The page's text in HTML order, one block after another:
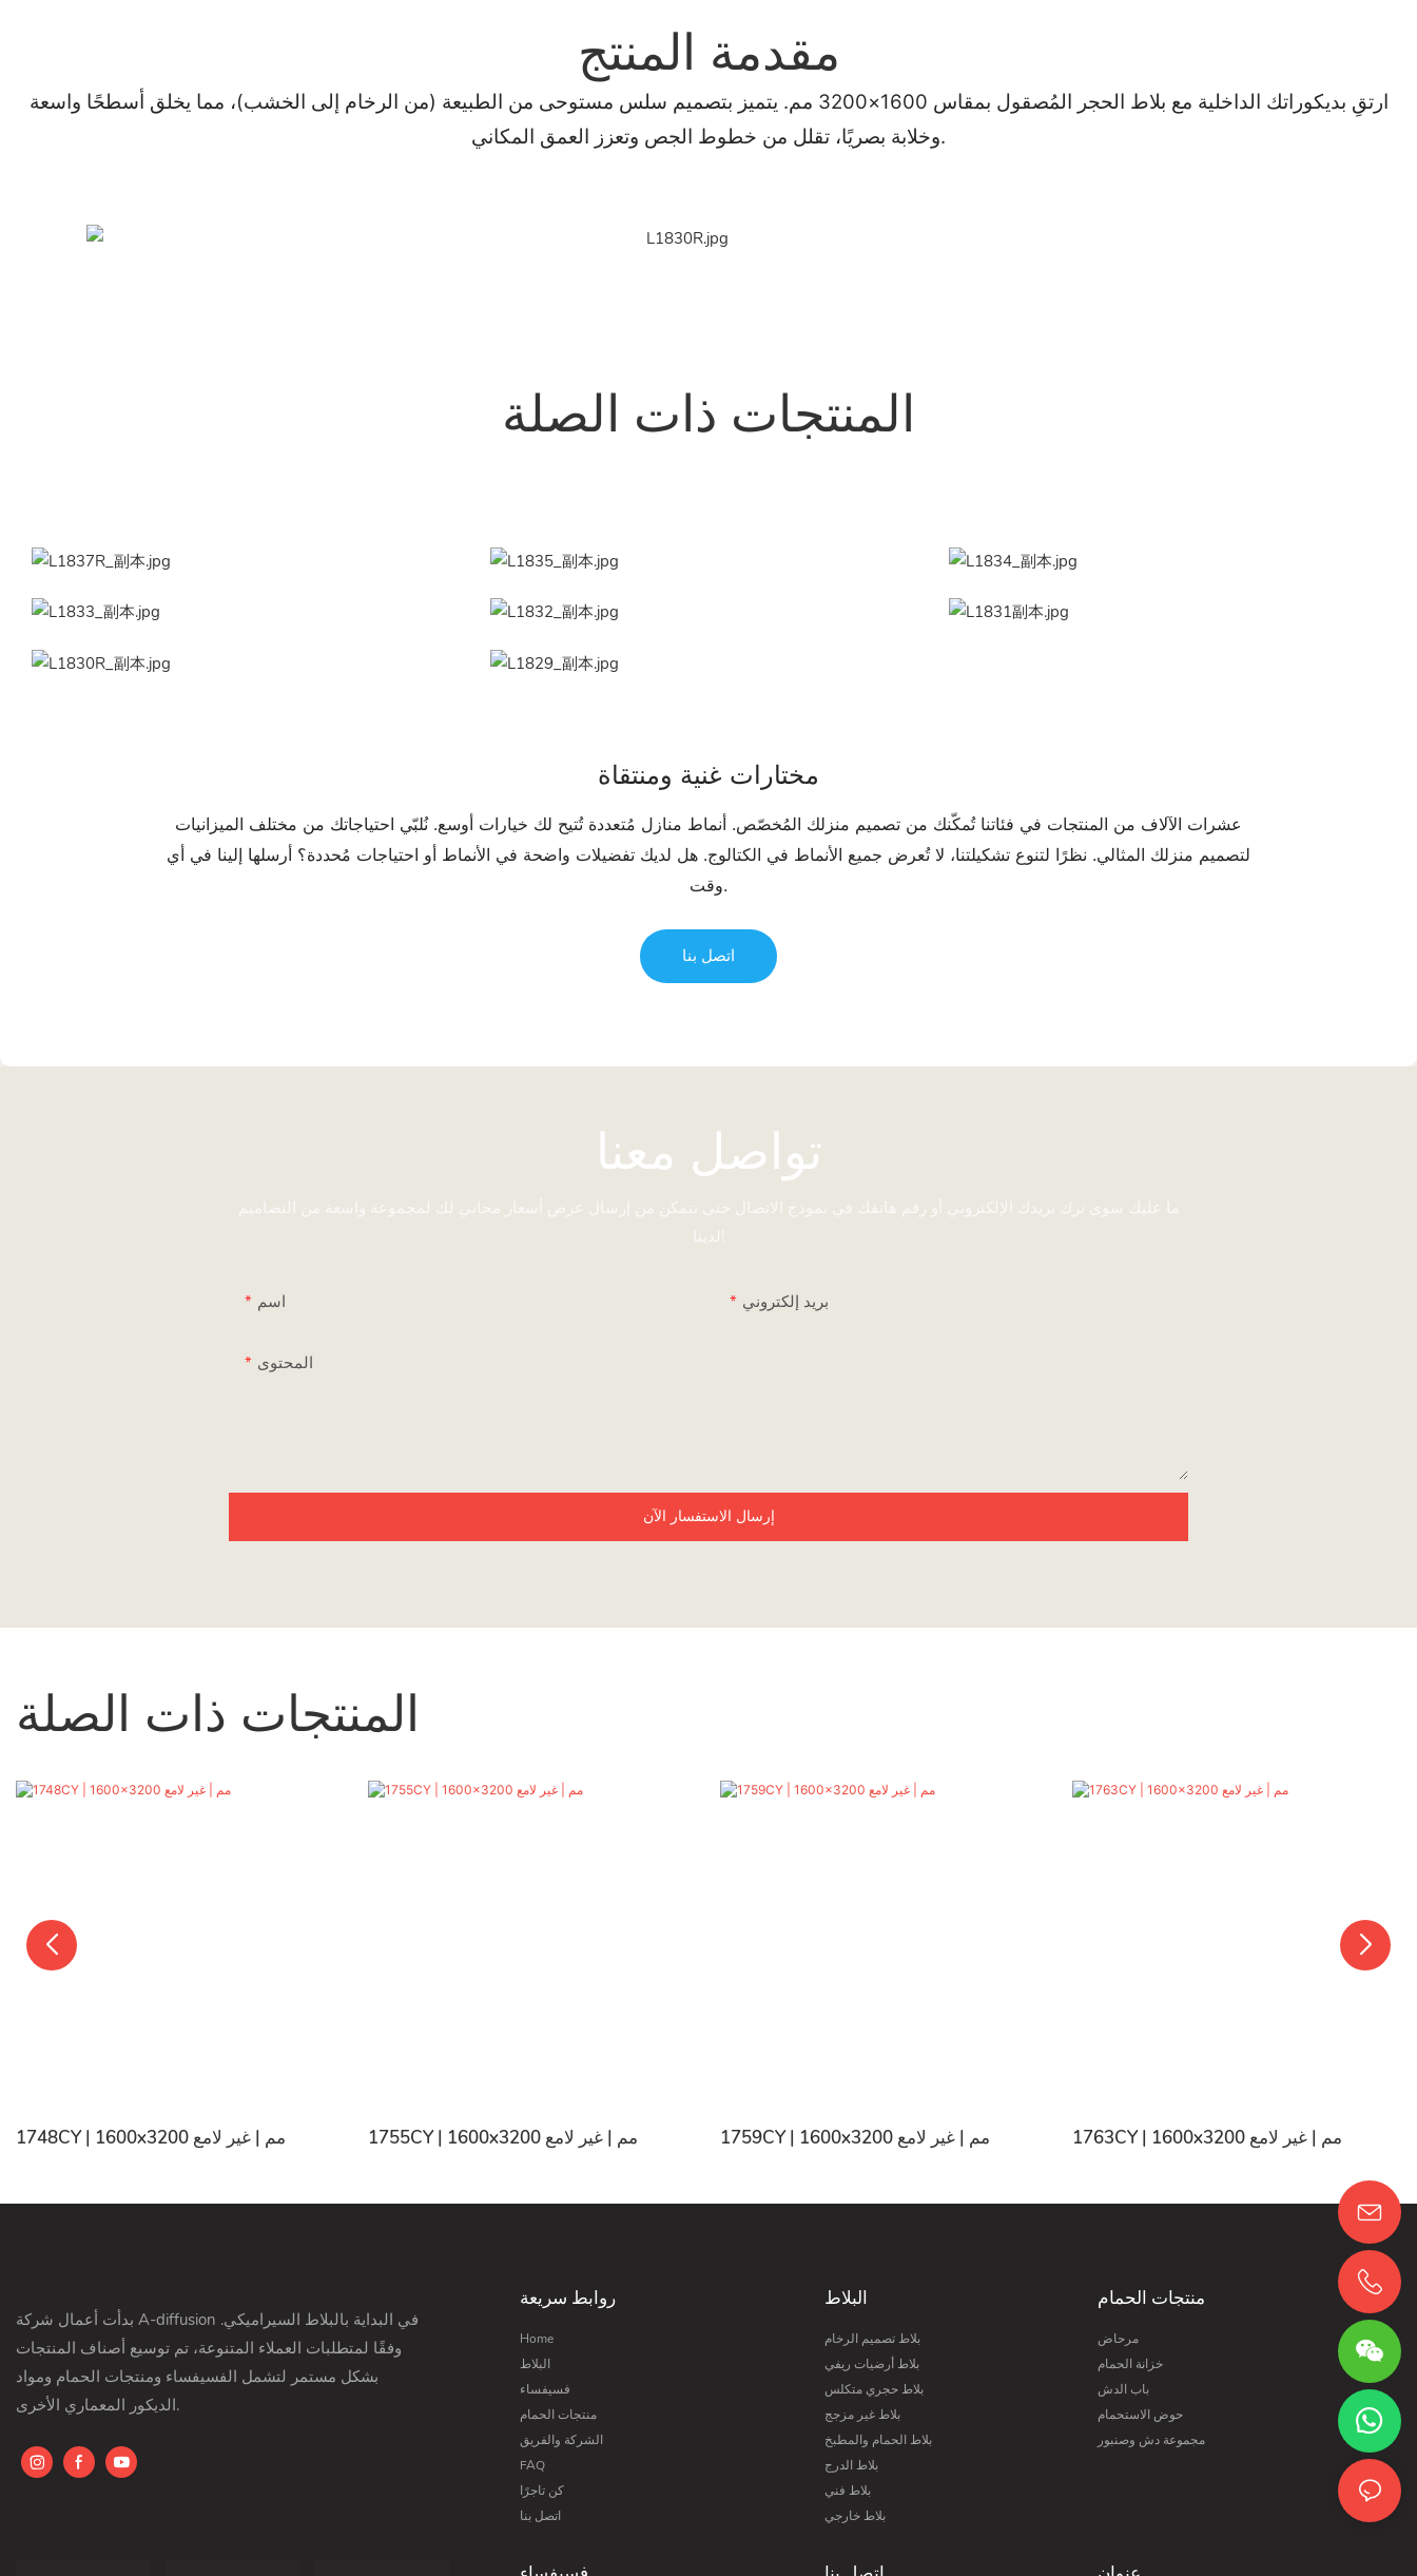
مقدمة المنتج
ارتقِ بديكوراتك الداخلية مع بلاط الحجر المُصقول بمقاس 1600×3200 مم. يتميز بتصميم سلس مستوحى من الطبيعة (من الرخام إلى الخشب)، مما يخلق أسطحًا واسعة
وخلابة بصريًا، تقلل من خطوط الجص وتعزز العمق المكاني.
المنتجات ذات الصلة
مختارات غنية ومنتقاة
عشرات الآلاف من المنتجات في فئاتنا تُمكّنك من تصميم منزلك المُخصّص. أنماط منازل مُتعددة تُتيح لك خيارات أوسع. نُلبّي احتياجاتك من مختلف الميزانيات
لتصميم منزلك المثالي. نظرًا لتنوع تشكيلتنا، لا تُعرض جميع الأنماط في الكتالوج. هل لديك تفضيلات واضحة في الأنماط أو احتياجات مُحددة؟ أرسلها إلينا في أي
وقت.
اتصل بنا
تواصل معنا
ما عليك سوى ترك بريدك الإلكتروني أو رقم هاتفك في نموذج الاتصال حتى نتمكن من إرسال عرض أسعار مجاني لك لمجموعة واسعة من التصاميم
لدينا!
اسم بريد إلكتروني
المحتوى
إرسال الاستفسار الآن
المنتجات ذات الصلة
1748CY | 1600x3200 مم | غير لامع 1755CY | 1600x3200 مم | غير لامع 1759CY | 1600x3200 مم | غير لامع 1763CY | 1600x3200 مم | غير لامع
بدأت أعمال شركة A-diffusion في البداية بالبلاط السيراميكي.
وفقًا لمتطلبات العملاء المتنوعة، تم توسيع أصناف المنتجات
بشكل مستمر لتشمل الفسيفساء ومنتجات الحمام ومواد
الديكور المعماري الأخرى.
روابط سريعة
Home
البلاط
فسيفساء
منتجات الحمام
الشركة والفريق
FAQ
كن تاجرًا
اتصل بنا
البلاط
بلاط تصميم الرخام
بلاط أرضيات ريفي
بلاط حجري متكلس
بلاط غير مزجج
بلاط الحمام والمطبخ
بلاط الدرج
بلاط فني
بلاط خارجي
منتجات الحمام
مرحاض
خزانة الحمام
باب الدش
حوض الاستحمام
مجموعة دش وصنبور